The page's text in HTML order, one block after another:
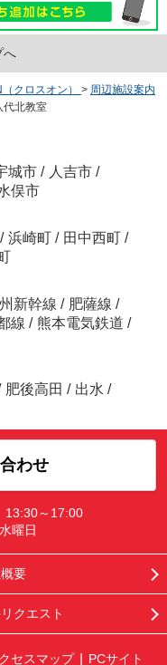
へ
クロスオン） > 周辺施設案内
代北教室
城市 / 人吉市 /
俣市
/ 浜崎町 / 田中西町 /
新幹線 / 肥薩線 /
線 / 熊本電気鉄道 /
肥後高田 / 出水 /
わせ
～17:00
曜日
要
クエスト
セスマップ PCサイト